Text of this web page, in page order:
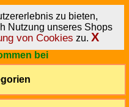
zu bieten,
Nutzung unseres Shops
von Cookies zu. X
bei